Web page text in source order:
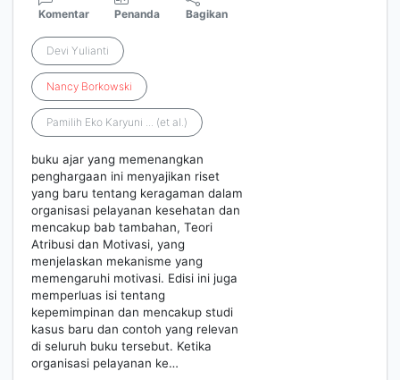
Komentar Penanda Bagikan
Devi Yulianti
Nancy Borkowski
Pamilih Eko Karyuni ... (et al.)
buku ajar yang memenangkan
penghargaan ini menyajikan riset
yang baru tentang keragaman dalam
organisasi pelayanan kesehatan dan
mencakup bab tambahan, Teori
Atribusi dan Motivasi, yang
menjelaskan mekanisme yang
memengaruhi motivasi. Edisi ini juga
memperluas isi tentang
kepemimpinan dan mencakup studi
kasus baru dan contoh yang relevan
di seluruh buku tersebut. Ketika
organisasi pelayanan ke…